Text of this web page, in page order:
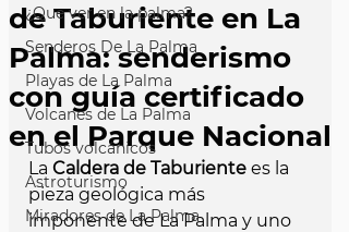
¿Que ver en la palma?
Senderos De La Palma
Playas de La Palma
Volcanes de La Palma
Tubos volcánicos
Astroturismo
Miradores de La Palma
de Taburiente en La
Palma: senderismo
con guía certificado
en el Parque Nacional
La Caldera de Taburiente es la
pieza geológica más
imponente de La Palma y uno